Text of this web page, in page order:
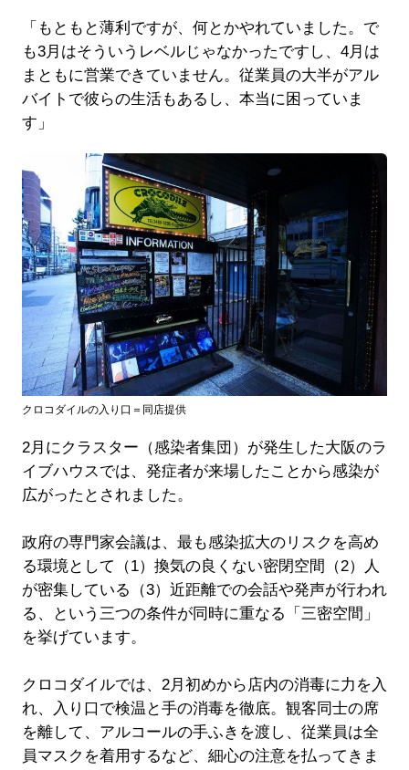
「もともと薄利ですが、何とかやれていました。で
も3月はそういうレベルじゃなかったですし、4月は
まともに営業できていません。従業員の大半がアル
バイトで彼らの生活もあるし、本当に困っていま
す」
クロコダイルの入り口＝同店提供
2月にクラスター（感染者集団）が発生した大阪のラ
イブハウスでは、発症者が来場したことから感染が
広がったとされました。
政府の専門家会議は、最も感染拡大のリスクを高め
る環境として（1）換気の良くない密閉空間（2）人
が密集している（3）近距離での会話や発声が行われ
る、という三つの条件が同時に重なる「三密空間」
を挙げています。
クロコダイルでは、2月初めから店内の消毒に力を入
れ、入り口で検温と手の消毒を徹底。観客同士の席
を離して、アルコールの手ふきを渡し、従業員は全
員マスクを着用するなど、細心の注意を払ってきま